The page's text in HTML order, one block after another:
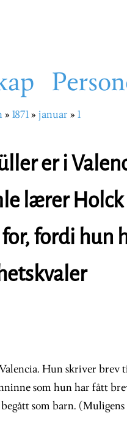
1871 januar 1
er i
lærer
fordi hun
Hun skriver brev
som hun har fått
som barn.